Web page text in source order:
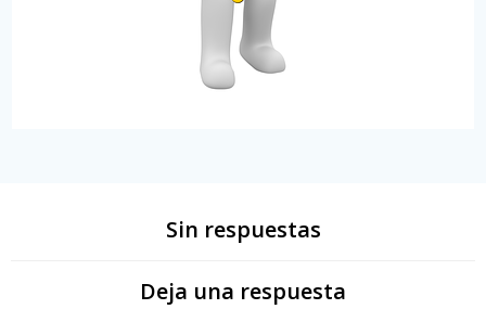
Sin respuestas
Deja una respuesta